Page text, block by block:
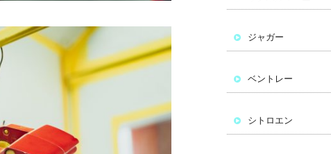
ジャガー
ベントレー
シトロエン